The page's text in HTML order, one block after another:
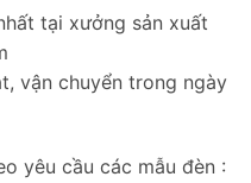
tại xưởng sản xuất
vận chuyển trong ngày
yêu cầu các mẫu đèn :